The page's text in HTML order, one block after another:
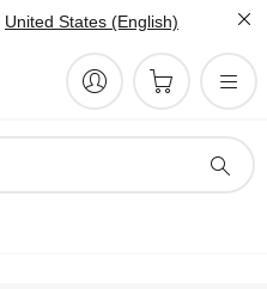
United States (English)